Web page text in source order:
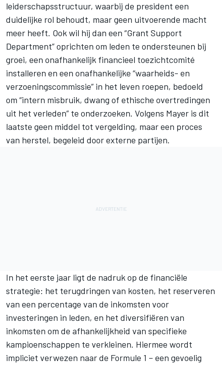
leiderschapsstructuur, waarbij de president een
duidelijke rol behoudt, maar geen uitvoerende macht
meer heeft. Ook wil hij dan een “Grant Support
Department” oprichten om leden te ondersteunen bij
groei, een onafhankelijk financieel toezichtcomité
installeren en een onafhankelijke “waarheids- en
verzoeningscommissie” in het leven roepen, bedoeld
om “intern misbruik, dwang of ethische overtredingen
uit het verleden” te onderzoeken. Volgens Mayer is dit
laatste geen middel tot vergelding, maar een proces
van herstel, begeleid door externe partijen.
In het eerste jaar ligt de nadruk op de financiële
strategie: het terugdringen van kosten, het reserveren
van een percentage van de inkomsten voor
investeringen in leden, en het diversifiëren van
inkomsten om de afhankelijkheid van specifieke
kampioenschappen te verkleinen. Hiermee wordt
impliciet verwezen naar de Formule 1 – een gevoelig